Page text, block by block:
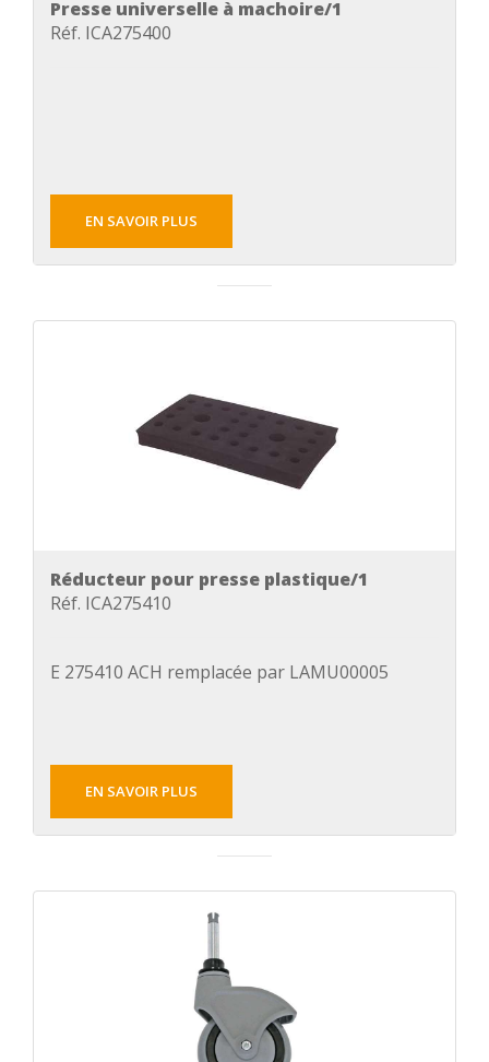
Presse universelle à machoire/1
Réf. ICA275400
EN SAVOIR PLUS
Réducteur pour presse plastique/1
Réf. ICA275410
E 275410 ACH remplacée par LAMU00005
EN SAVOIR PLUS